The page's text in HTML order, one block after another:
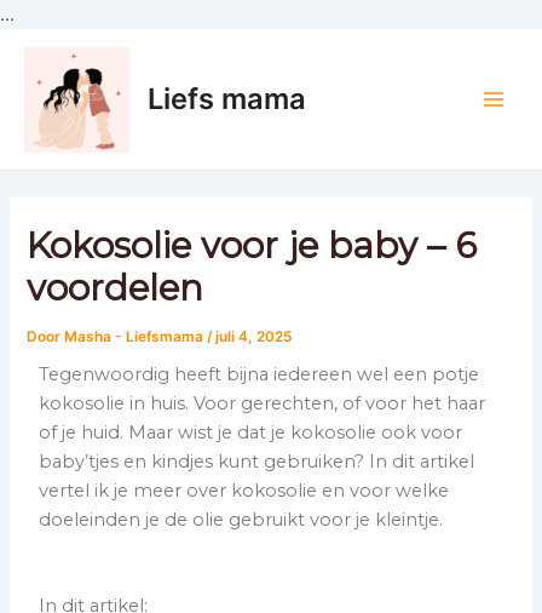
...
inhoud
Liefs mama
Kokosolie voor je baby – 6
voordelen
Door Masha - Liefsmama/juli 4, 2025
Tegenwoordig heeft bijna iedereen wel een potje
kokosolie in huis. Voor gerechten, of voor het haar
of je huid. Maar wist je dat je kokosolie ook voor
baby’tjes en kindjes kunt gebruiken? In dit artikel
vertel ik je meer over kokosolie en voor welke
doeleinden je de olie gebruikt voor je kleintje.
In dit artikel:
navigatie